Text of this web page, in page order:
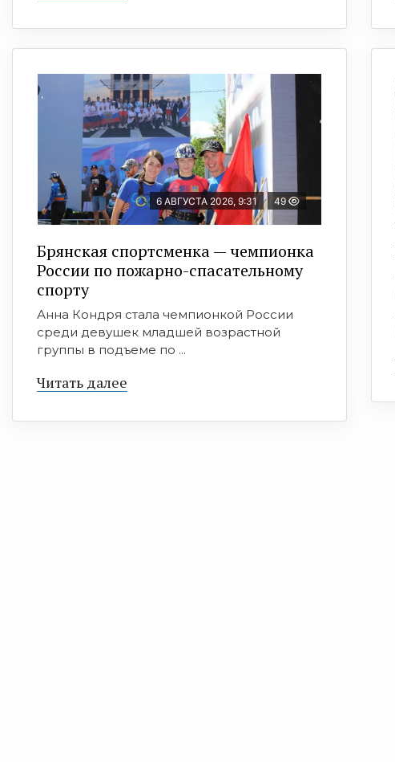
6 АВГУСТА 2026, 9:31 49
Брянская спортсменка — чемпионка
России по пожарно-спасательному
спорту
Анна Кондря стала чемпионкой России
среди девушек младшей возрастной
группы в подъеме по ...
Читать далее